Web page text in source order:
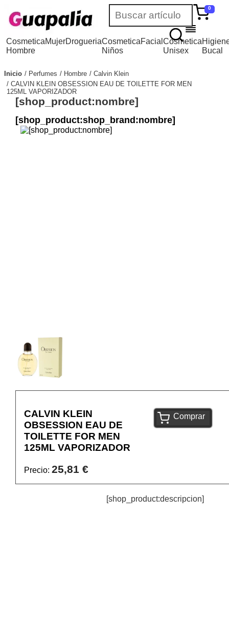
0
Cosmetica
Hombre
MujerDrogueriaCosmetica
Niños
FacialCosmetica
Unisex
Bucal
Inicio Perfumes Hombre
Calvin Klein
CALVIN KLEIN OBSESSION EAU DE TOILETTE FOR MEN
125ML VAPORIZADOR
[shop_product:nombre]
[shop_product:shop_brand:nombre]
CALVIN KLEIN
OBSESSION EAU DE
TOILETTE FOR MEN
125ML VAPORIZADOR
Precio: 25,81 €
Comprar
[shop_product:descripcion]